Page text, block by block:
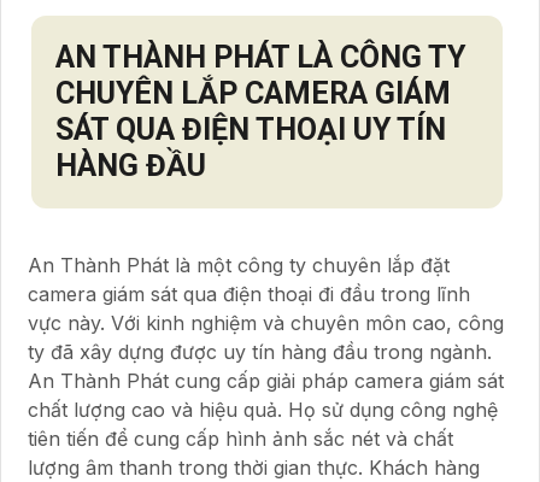
AN THÀNH PHÁT LÀ CÔNG TY
CHUYÊN LẮP CAMERA GIÁM
SÁT QUA ĐIỆN THOẠI UY TÍN
HÀNG ĐẦU
An Thành Phát là một công ty chuyên lắp đặt
camera giám sát qua điện thoại đi đầu trong lĩnh
vực này. Với kinh nghiệm và chuyên môn cao, công
ty đã xây dựng được uy tín hàng đầu trong ngành.
An Thành Phát cung cấp giải pháp camera giám sát
chất lượng cao và hiệu quả. Họ sử dụng công nghệ
tiên tiến để cung cấp hình ảnh sắc nét và chất
lượng âm thanh trong thời gian thực. Khách hàng